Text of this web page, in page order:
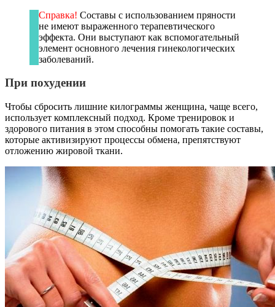
Справка! Составы с использованием пряности
не имеют выраженного терапевтического
эффекта. Они выступают как вспомогательный
элемент основного лечения гинекологических
заболеваний.
При похудении
Чтобы сбросить лишние килограммы женщина, чаще всего,
использует комплексный подход. Кроме тренировок и
здорового питания в этом способны помогать такие составы,
которые активизируют процессы обмена, препятствуют
отложению жировой ткани.